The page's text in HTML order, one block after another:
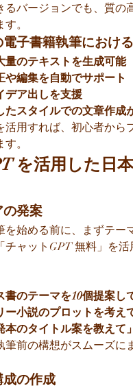
るバージョンでも、質の
。
電子書籍執筆におけ
量のテキストを生成可能
や編集を自動でサポート
デア出しを支援
たスタイルでの文章作成
活用すれば、初心者か
。
を活用した日
の発案
を始める前に、まずテー
チャットGPT 無料」を
書のテーマを10個提案し
ー小説のプロットを考え
本のタイトル案を教えて」
筆前の構想がスムーズに
成の作成